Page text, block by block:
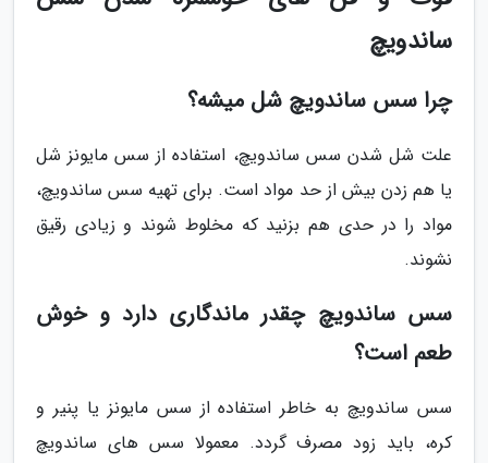
ساندویچ
چرا سس ساندویچ شل میشه؟
علت شل شدن سس ساندویچ، استفاده از سس مایونز شل
یا هم زدن بیش از حد مواد است. برای تهیه سس ساندویچ،
مواد را در حدی هم بزنید که مخلوط شوند و زیادی رقیق
نشوند.
سس ساندویچ چقدر ماندگاری دارد و خوش
طعم است؟
سس ساندویچ به خاطر استفاده از سس مایونز یا پنیر و
کره، باید زود مصرف گردد. معمولا سس های ساندویچ